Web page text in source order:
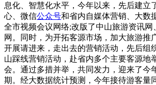
息化、智慧化水平，今年以来，先后建立
心、微信公众号和省内自媒体营销、大数
全市视频会议网络;改版了中山旅游资讯网
网。同时，为开拓客源市场，加大旅游推
开展请进来，走出去的营销活动，先后组
山踩线营销活动，赴省内多个主要客源地
会。通过多措并举，共同发力，迎来了今
期。经大数据统计预测，今年接待游客量